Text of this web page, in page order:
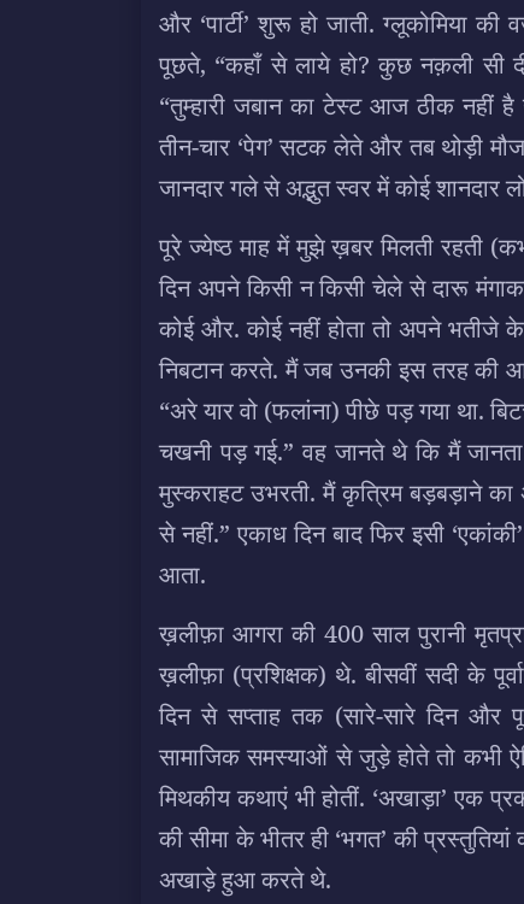
और ‘पार्टी’ शुरू हो जाती. ग्लूकोमिया
पूछते, “कहाँ से लाये हो? कुछ नक़ली सी
“तुम्हारी जबान का टेस्ट आज ठीक नहीं
तीन-चार ‘पेग’ सटक लेते और तब थोड़ी
जानदार गले से अद्भुत स्वर में कोई शानदार
पूरे ज्येष्ठ माह में मुझे ख़बर मिलती रहती
दिन अपने किसी न किसी चेले से दारू
कोई और. कोई नहीं होता तो अपने भतीजे
निबटान करते. मैं जब उनकी इस तरह की
“अरे यार वो (फलांना) पीछे पड़ गया था.
चखनी पड़ गई.” वह जानते थे कि मैं
मुस्कराहट उभरती. मैं कृत्रिम बड़बड़ाने
से नहीं.” एकाध दिन बाद फिर इसी
आता.
ख़लीफ़ा आगरा की 400 साल पुरानी
ख़लीफ़ा (प्रशिक्षक) थे. बीसवीं सदी के
दिन से सप्ताह तक (सारे-सारे दिन और
सामाजिक समस्याओं से जुड़े होते तो कभी
मिथकीय कथाएं भी होतीं. ‘अखाड़ा’ एक
की सीमा के भीतर ही ‘भगत’ की
अखाड़े हुआ करते थे.